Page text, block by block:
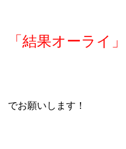
「結果オーライ」
でお願いします！